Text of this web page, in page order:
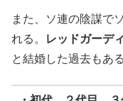
また、ソ連の陰謀で
れる。
レッドガーデ
と結婚した過去もある